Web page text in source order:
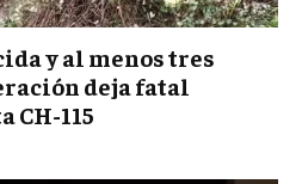
y al menos tres
deja fatal
CH-115